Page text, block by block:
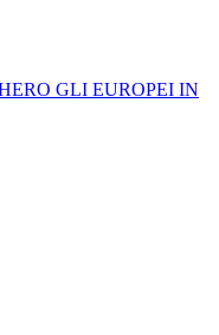
GLI EUROPEI IN